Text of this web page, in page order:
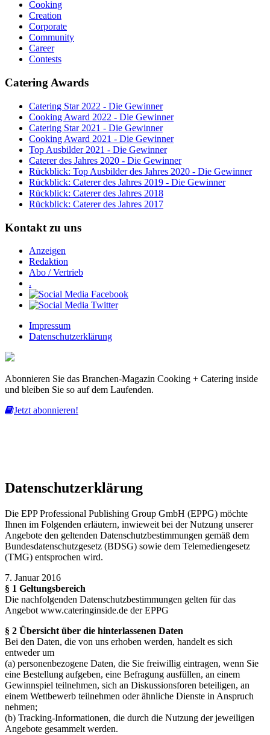
Cooking
Creation
Corporate
Community
Career
Contests
Catering Awards
Catering Star 2022 - Die Gewinner
Cooking Award 2022 - Die Gewinner
Catering Star 2021 - Die Gewinner
Cooking Award 2021 - Die Gewinner
Top Ausbilder 2021 - Die Gewinner
Caterer des Jahres 2020 - Die Gewinner
Rückblick: Top Ausbilder des Jahres 2020 - Die Gewinner
Rückblick: Caterer des Jahres 2019 - Die Gewinner
Rückblick: Caterer des Jahres 2018
Rückblick: Caterer des Jahres 2017
Kontakt zu uns
Anzeigen
Redaktion
Abo / Vertrieb
.
Impressum
Datenschutzerklärung
Abonnieren Sie das Branchen-Magazin Cooking + Catering inside
und bleiben Sie so auf dem Laufenden.
Jetzt abonnieren!
Datenschutzerklärung
Die EPP Professional Publishing Group GmbH (EPPG) möchte
Ihnen im Folgenden erläutern, inwieweit bei der Nutzung unserer
Angebote den geltenden Datenschutzbestimmungen gemäß dem
Bundesdatenschutzgesetz (BDSG) sowie dem Telemediengesetz
(TMG) entsprochen wird.
7. Januar 2016
§ 1 Geltungsbereich
Die nachfolgenden Datenschutzbestimmungen gelten für das
Angebot www.cateringinside.de der EPPG
§ 2 Übersicht über die hinterlassenen Daten
Bei den Daten, die von uns erhoben werden, handelt es sich
entweder um
(a) personenbezogene Daten, die Sie freiwillig eintragen, wenn Sie
eine Bestellung aufgeben, eine Befragung ausfüllen, an einem
Gewinnspiel teilnehmen, sich an Diskussionsforen beteiligen, an
einem Wettbewerb teilnehmen oder ähnliche Dienste in Anspruch
nehmen;
(b) Tracking-Informationen, die durch die Nutzung der jeweiligen
Angebote gesammelt werden.